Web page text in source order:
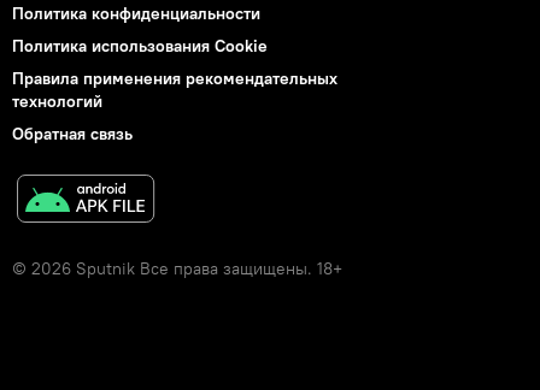
Политика конфиденциальности
Политика использования Cookie
Правила применения рекомендательных
технологий
Обратная связь
© 2026 Sputnik Все права защищены. 18+